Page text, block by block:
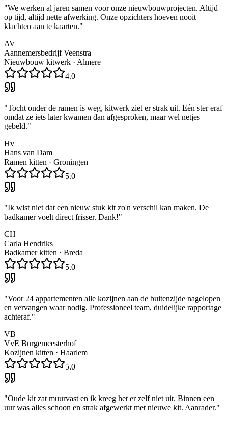
"We werken al jaren samen voor onze nieuwbouwprojecten. Altijd
op tijd, altijd nette afwerking. Onze opzichters hoeven nooit
klachten aan te kaarten."
AV
Aannemersbedrijf Veenstra
Nieuwbouw kitwerk · Almere
4.0
"Tocht onder de ramen is weg, kitwerk ziet er strak uit. Eén ster eraf
omdat ze iets later kwamen dan afgesproken, maar wel netjes
gebeld."
Hv
Hans van Dam
Ramen kitten · Groningen
5.0
"Ik wist niet dat een nieuw stuk kit zo'n verschil kan maken. De
badkamer voelt direct frisser. Dank!"
CH
Carla Hendriks
Badkamer kitten · Breda
5.0
"Voor 24 appartementen alle kozijnen aan de buitenzijde nagelopen
en vervangen waar nodig. Professioneel team, duidelijke rapportage
achteraf."
VB
VvE Burgemeesterhof
Kozijnen kitten · Haarlem
5.0
"Oude kit zat muurvast en ik kreeg het er zelf niet uit. Binnen een
uur was alles schoon en strak afgewerkt met nieuwe kit. Aanrader."